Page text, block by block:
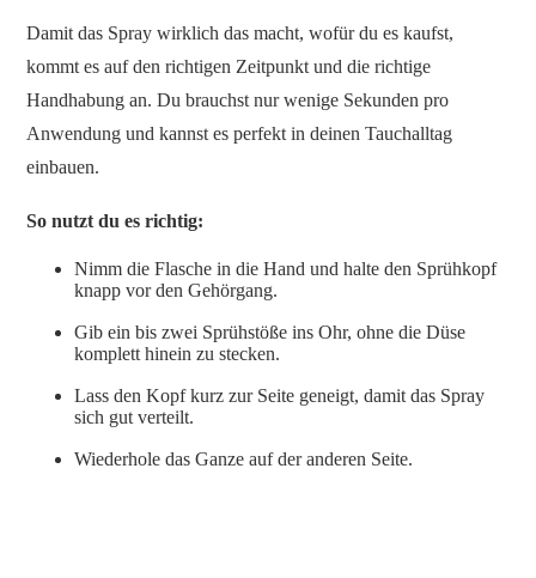
Damit das Spray wirklich das macht, wofür du es kaufst,
kommt es auf den richtigen Zeitpunkt und die richtige
Handhabung an. Du brauchst nur wenige Sekunden pro
Anwendung und kannst es perfekt in deinen Tauchalltag
einbauen.
So nutzt du es richtig:
Nimm die Flasche in die Hand und halte den Sprühkopf
knapp vor den Gehörgang.
Gib ein bis zwei Sprühstöße ins Ohr, ohne die Düse
komplett hinein zu stecken.
Lass den Kopf kurz zur Seite geneigt, damit das Spray
sich gut verteilt.
Wiederhole das Ganze auf der anderen Seite.